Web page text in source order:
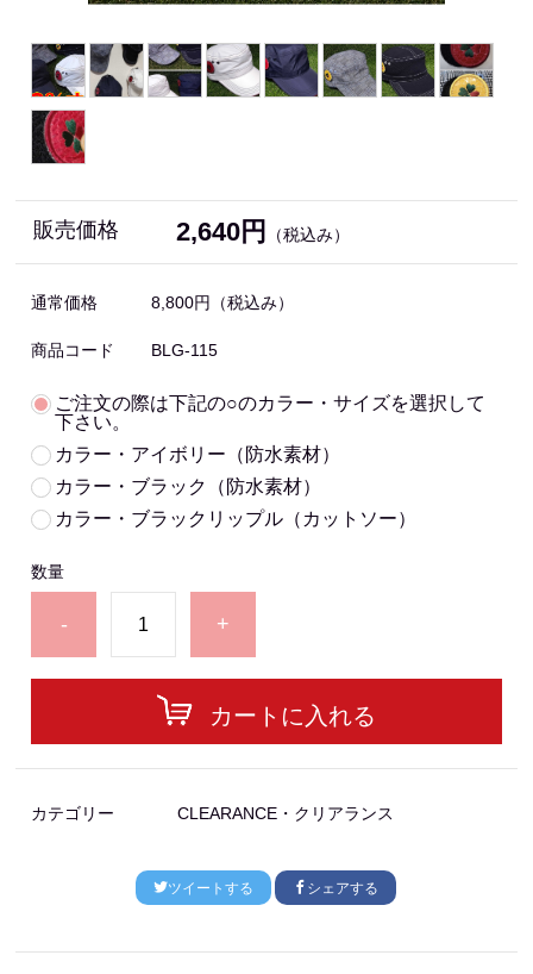
販売価格 2,640円 （税込み）
通常価格 8,800円 （税込み）
商品コード BLG-115
ご注文の際は下記の○のカラー・サイズを選択して
下さい。
カラー・アイボリー（防水素材）
カラー・ブラック（防水素材）
カラー・ブラックリップル（カットソー）
数量
- +
カートに入れる
カテゴリー CLEARANCE・クリアランス
ツイートする シェアする